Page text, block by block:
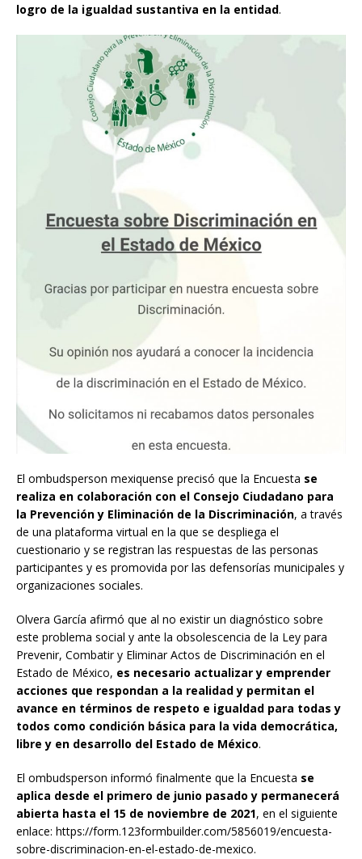
logro de la igualdad sustantiva en la entidad.
El ombudsperson mexiquense precisó que la Encuesta se
realiza en colaboración con el Consejo Ciudadano para
la Prevención y Eliminación de la Discriminación, a través
de una plataforma virtual en la que se despliega el
cuestionario y se registran las respuestas de las personas
participantes y es promovida por las defensorías municipales y
organizaciones sociales.
Olvera García afirmó que al no existir un diagnóstico sobre
este problema social y ante la obsolescencia de la Ley para
Prevenir, Combatir y Eliminar Actos de Discriminación en el
Estado de México, es necesario actualizar y emprender
acciones que respondan a la realidad y permitan el
avance en términos de respeto e igualdad para todas y
todos como condición básica para la vida democrática,
libre y en desarrollo del Estado de México.
El ombudsperson informó finalmente que la Encuesta se
aplica desde el primero de junio pasado y permanecerá
abierta hasta el 15 de noviembre de 2021, en el siguiente
enlace: https://form.123formbuilder.com/5856019/encuesta-
sobre-discriminacion-en-el-estado-de-mexico.